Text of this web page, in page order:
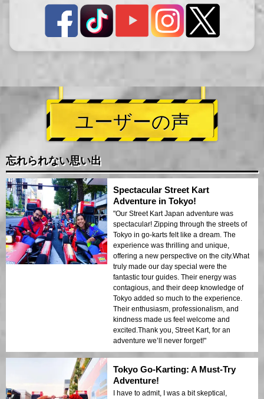
ユーザーの声
忘れられない思い出
Spectacular Street Kart
Adventure in Tokyo!
"Our Street Kart Japan adventure was
spectacular! Zipping through the streets of
Tokyo in go-karts felt like a dream. The
experience was thrilling and unique,
offering a new perspective on the city.What
truly made our day special were the
fantastic tour guides. Their energy was
contagious, and their deep knowledge of
Tokyo added so much to the experience.
Their enthusiasm, professionalism, and
kindness made us feel welcome and
excited.Thank you, Street Kart, for an
adventure we’ll never forget!"
Tokyo Go-Karting: A Must-Try
Adventure!
I have to admit, I was a bit skeptical,